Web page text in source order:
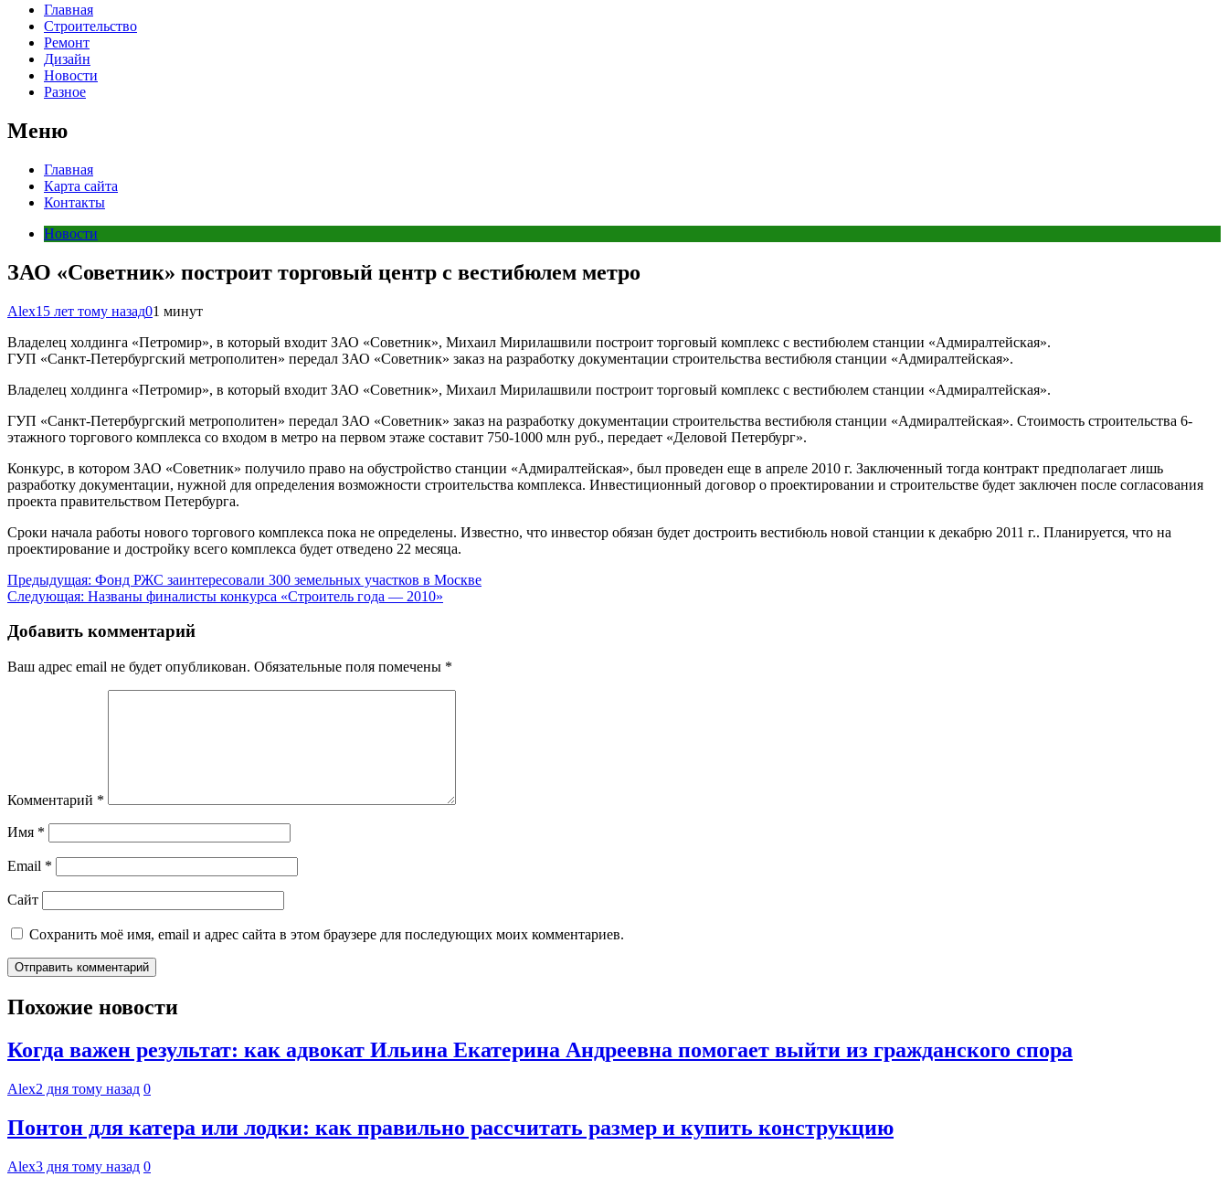
Главная
Строительство
Ремонт
Дизайн
Новости
Разное
Меню
Главная
Карта сайта
Контакты
Новости
ЗАО «Советник» построит торговый центр с вестибюлем метро
Alex15 лет тому назад01 минут
Владелец холдинга «Петромир», в который входит ЗАО «Советник», Михаил Мирилашвили построит торговый комплекс с вестибюлем станции «Адмиралтейская».
ГУП «Санкт-Петербургский метрополитен» передал ЗАО «Советник» заказ на разработку документации строительства вестибюля станции «Адмиралтейская».
Владелец холдинга «Петромир», в который входит ЗАО «Советник», Михаил Мирилашвили построит торговый комплекс с вестибюлем станции «Адмиралтейская».
ГУП «Санкт-Петербургский метрополитен» передал ЗАО «Советник» заказ на разработку документации строительства вестибюля станции «Адмиралтейская». Стоимость строительства 6-
этажного торгового комплекса со входом в метро на первом этаже составит 750-1000 млн руб., передает «Деловой Петербург».
Конкурс, в котором ЗАО «Советник» получило право на обустройство станции «Адмиралтейская», был проведен еще в апреле 2010 г. Заключенный тогда контракт предполагает лишь
разработку документации, нужной для определения возможности строительства комплекса. Инвестиционный договор о проектировании и строительстве будет заключен после согласования
проекта правительством Петербурга.
Сроки начала работы нового торгового комплекса пока не определены. Известно, что инвестор обязан будет достроить вестибюль новой станции к декабрю 2011 г.. Планируется, что на
проектирование и достройку всего комплекса будет отведено 22 месяца.
Навигация
по
записям
Предыдущая: Фонд РЖС заинтересовали 300 земельных участков в Москве
Следующая: Названы финалисты конкурса «Строитель года — 2010»
Добавить комментарий
Ваш адрес email не будет опубликован. Обязательные поля помечены *
Комментарий *
Имя *
Email *
Сайт
Сохранить моё имя, email и адрес сайта в этом браузере для последующих моих комментариев.
Похожие новости
Когда важен результат: как адвокат Ильина Екатерина Андреевна помогает выйти из гражданского спора
Alex2 дня тому назад 0
Понтон для катера или лодки: как правильно рассчитать размер и купить конструкцию
Alex3 дня тому назад 0